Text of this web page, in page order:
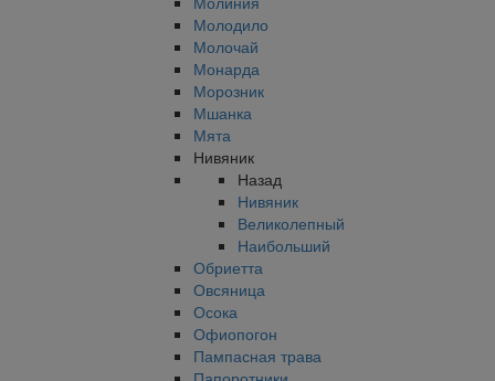
Молодило
Молочай
Монарда
Морозник
Мшанка
Мята
Нивяник
Назад
Нивяник
Великолепный
Наибольший
Обриетта
Овсяница
Осока
Офиопогон
Пампасная трава